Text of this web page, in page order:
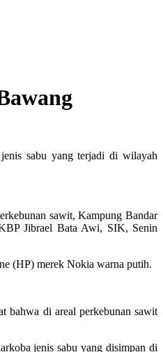
sabu yang terjadi di wilayah
sawit, Kampung Bandar
Jibrael Bata Awi, SIK, Senin
(HP) merek Nokia warna putih.
bahwa di areal perkebunan sawit
jenis sabu yang disimpan di